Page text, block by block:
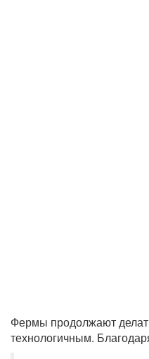
Фермы продолжают
технологичным.